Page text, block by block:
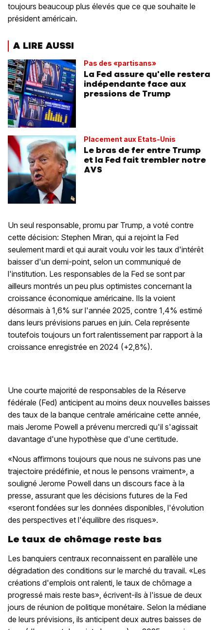
toujours beaucoup plus élevés que ce que souhaite le
président américain.
A LIRE AUSSI
Pas des «partisans»
La Fed assure qu'elle restera
indépendante face aux
pressions de Trump
Placement aux Etats-Unis
Le bras de fer entre Trump
et la Fed fait trembler notre
AVS
Un seul responsable, promu par Trump, a voté contre
cette décision: Stephen Miran, qui a rejoint la Fed
seulement mardi et qui aurait voulu voir les taux d'intérêt
baisser d'un demi-point, selon un communiqué de
l'institution. Les responsables de la Fed se sont par
ailleurs montrés un peu plus optimistes concernant la
croissance économique américaine. Ils la voient
désormais à 1,6% sur l'année 2025, contre 1,4% estimé
dans leurs prévisions parues en juin. Cela représente
toutefois toujours un fort ralentissement par rapport à la
croissance enregistrée en 2024 (+2,8%).
Une courte majorité de responsables de la Réserve
fédérale (Fed) anticipent au moins deux nouvelles baisses
des taux de la banque centrale américaine cette année,
mais Jerome Powell a prévenu mercredi qu'il s'agissait
davantage d'une hypothèse que d'une certitude.
«Nous affirmons toujours que nous ne suivons pas une
trajectoire prédéfinie, et nous le pensons vraiment», a
souligné Jerome Powell dans un discours face à la
presse, assurant que les décisions futures de la Fed
«seront fondées sur les données disponibles, l'évolution
des perspectives et l'équilibre des risques».
Le taux de chômage reste bas
Les banquiers centraux reconnaissent en parallèle une
dégradation des conditions sur le marché du travail. «Les
créations d'emplois ont ralenti, le taux de chômage a
progressé mais reste bas», écrivent-ils à l'issue de deux
jours de réunion de politique monétaire. Selon la médiane
de leurs prévisions, ils anticipent deux autres baisses de